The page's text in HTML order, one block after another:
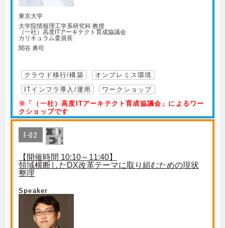
東京大学
大学院情報理工学系研究科 教授
（一社）高度ITアーキテクト育成協議会
カリキュラム委員長
関谷 勇司
クラウド移行/構築
オンプレミス環境
ITインフラ導入/運用
ワークショップ
※「（一社）高度ITアーキテクト育成協議会」によるワー
クショップです
F-02
【開催時間 10:10～11:40】
領域横断したDX改革テーマに取り組むための現状
整理
Speaker